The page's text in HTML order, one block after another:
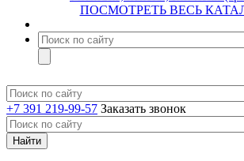
ПОСМОТРЕТЬ ВЕСЬ
+7 391 219-99-57 Заказать звонок